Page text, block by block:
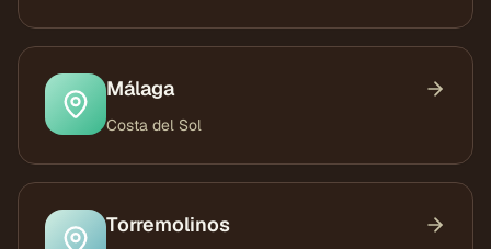
Málaga
Costa del Sol
Torremolinos